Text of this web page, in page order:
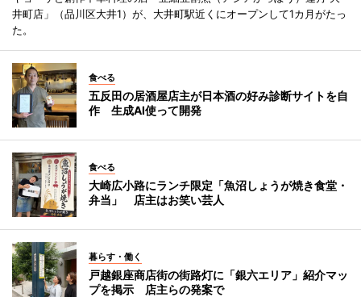
井町店」（品川区大井1）が、大井町駅近くにオープンして1カ月がたっ
た。
食べる
五反田の居酒屋店主が日本酒の好み診断サイトを自
作 生成AI使って開発
食べる
大崎広小路にランチ限定「魚沼しょうが焼き食堂・
弁当」 店主はお笑い芸人
暮らす・働く
戸越銀座商店街の街路灯に「銀六エリア」紹介マッ
プを掲示 店主らの発案で